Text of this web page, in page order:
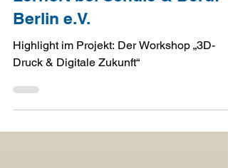
gestalten: Der alternative
Berlin e.V.
Highlight im Projekt: Der Workshop „3D-